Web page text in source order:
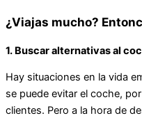
¿Viajas mucho?
1. Buscar alternativas al
Hay situaciones en la vida
se puede evitar el coche,
clientes. Pero a la hora de